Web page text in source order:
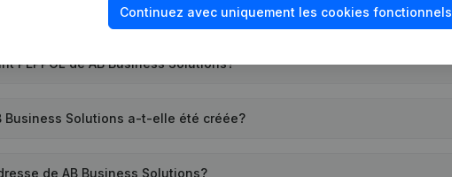
de TVA de AB Business Solutions?
PEPPOL de AB Business Solutions?
Business Solutions a-t-elle été créée?
de AB Business Solutions?
Continuez avec uniquement les cookies fonctionnels